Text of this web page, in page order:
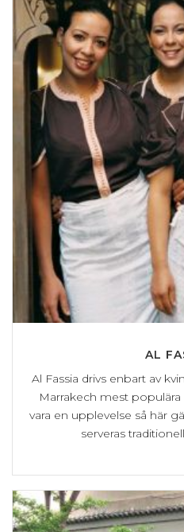
AL
Al Fassia drivs enbart av
Marrakech mest
vara en upplevelse så här
serveras